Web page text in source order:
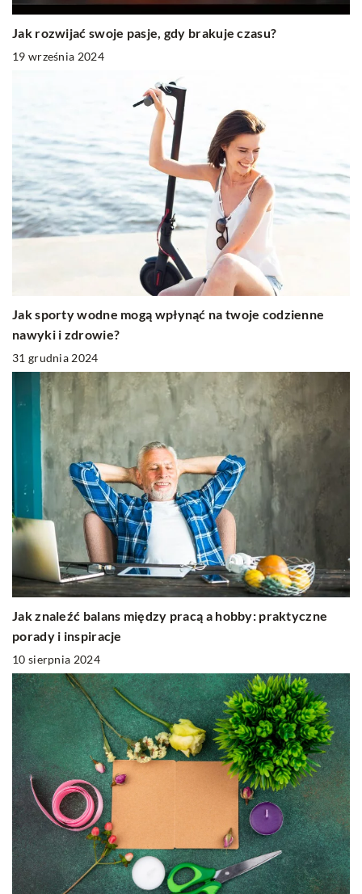
Jak rozwijać swoje pasje, gdy brakuje czasu?
19 września 2024
Jak sporty wodne mogą wpłynąć na twoje codzienne
nawyki i zdrowie?
31 grudnia 2024
Jak znaleźć balans między pracą a hobby: praktyczne
porady i inspiracje
10 sierpnia 2024